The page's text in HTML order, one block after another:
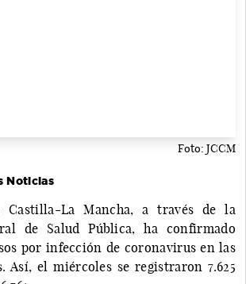
Foto: JCCM
Noticias
Castilla-La Mancha, a través de la
de Salud Pública, ha confirmado
por infección de coronavirus en las
Así, el miércoles se registraron 7.625